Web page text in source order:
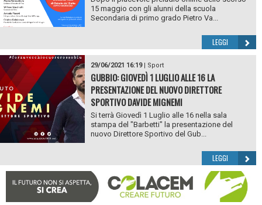
15 maggio con gli alunni della scuola
Secondaria di primo grado Pietro Va...
LEGGI
29/06/2021 16:19| Sport
GUBBIO: GIOVEDÌ 1 LUGLIO ALLE 16 LA
PRESENTAZIONE DEL NUOVO DIRETTORE
SPORTIVO DAVIDE MIGNEMI
Si terrà Giovedì 1 Luglio alle 16 nella sala
stampa del "Barbetti" la presentazione del
nuovo Direttore Sportivo del Gub...
LEGGI